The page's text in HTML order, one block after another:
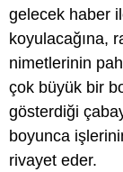
gelecek haber
koyulacağına,
nimetlerinin
çok büyük bir
gösterdiği
boyunca
rivayet eder.